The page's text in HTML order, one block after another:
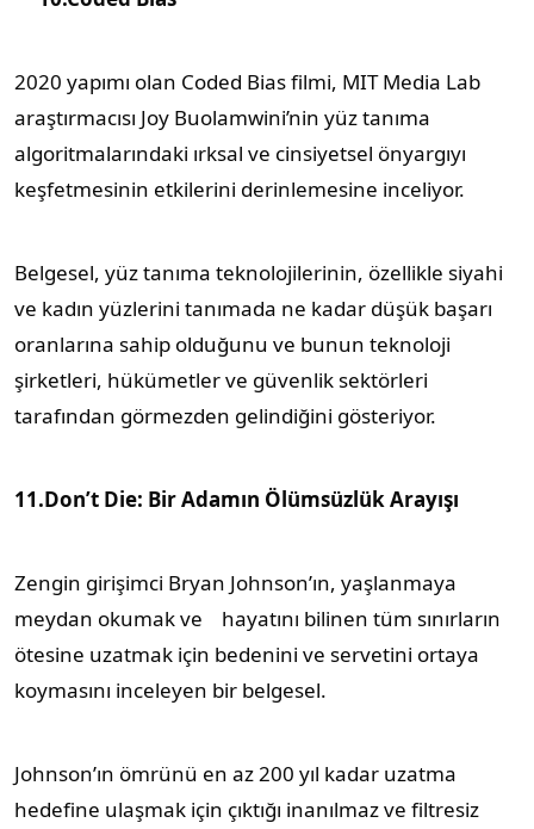
2020 yapımı olan Coded Bias filmi, MIT Media Lab
araştırmacısı Joy Buolamwini’nin yüz tanıma
algoritmalarındaki ırksal ve cinsiyetsel önyargıyı
keşfetmesinin etkilerini derinlemesine inceliyor.
Belgesel, yüz tanıma teknolojilerinin, özellikle siyahi
ve kadın yüzlerini tanımada ne kadar düşük başarı
oranlarına sahip olduğunu ve bunun teknoloji
şirketleri, hükümetler ve güvenlik sektörleri
tarafından görmezden gelindiğini gösteriyor.
11.Don’t Die: Bir Adamın Ölümsüzlük Arayışı
Zengin girişimci Bryan Johnson’ın, yaşlanmaya
meydan okumak ve hayatını bilinen tüm sınırların
ötesine uzatmak için bedenini ve servetini ortaya
koymasını inceleyen bir belgesel.
Johnson’ın ömrünü en az 200 yıl kadar uzatma
hedefine ulaşmak için çıktığı inanılmaz ve filtresiz